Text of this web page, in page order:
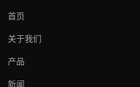
首页
关于我们
产品
新闻